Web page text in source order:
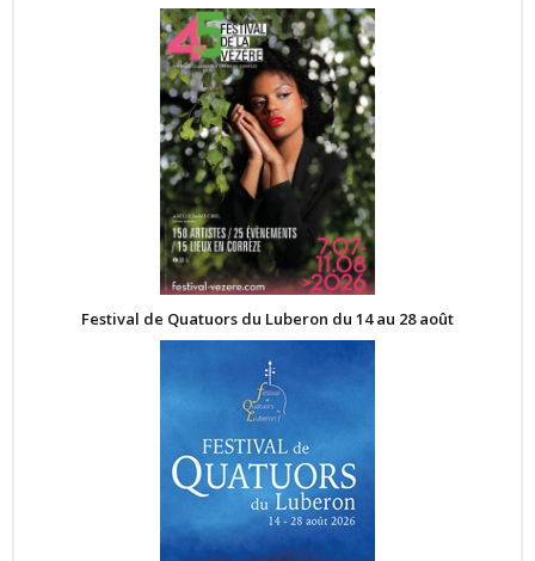
Festival de Quatuors du Luberon du 14 au 28 août